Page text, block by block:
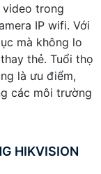
video trong
IP wifi. Với
mà không lo
thẻ. Tuổi thọ
là ưu điểm,
các môi trường
HIKVISION